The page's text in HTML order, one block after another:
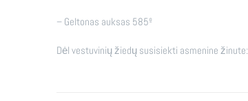
– Geltonas auksas 585º
Dėl vestuvinių žiedų susisiekti asmenine žinute: